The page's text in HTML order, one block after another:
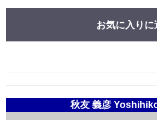
お気に入りに
秋友 義彦